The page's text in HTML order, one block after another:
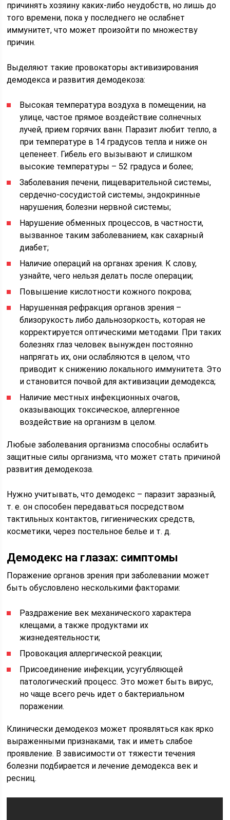
причинять хозяину каких-либо неудобств, но лишь до
того времени, пока у последнего не ослабнет
иммунитет, что может произойти по множеству
причин.
Выделяют такие провокаторы активизирования
демодекса и развития демодекоза:
Высокая температура воздуха в помещении, на
улице, частое прямое воздействие солнечных
лучей, прием горячих ванн. Паразит любит тепло, а
при температуре в 14 градусов тепла и ниже он
цепенеет. Гибель его вызывают и слишком
высокие температуры – 52 градуса и более;
Заболевания печени, пищеварительной системы,
сердечно-сосудистой системы, эндокринные
нарушения, болезни нервной системы;
Нарушение обменных процессов, в частности,
вызванное таким заболеванием, как сахарный
диабет;
Наличие операций на органах зрения. К слову,
узнайте, чего нельзя делать после операции;
Повышение кислотности кожного покрова;
Нарушенная рефракция органов зрения –
близорукость либо дальнозоркость, которая не
корректируется оптическими методами. При таких
болезнях глаз человек вынужден постоянно
напрягать их, они ослабляются в целом, что
приводит к снижению локального иммунитета. Это
и становится почвой для активизации демодекса;
Наличие местных инфекционных очагов,
оказывающих токсическое, аллергенное
воздействие на организм в целом.
Любые заболевания организма способны ослабить
защитные силы организма, что может стать причиной
развития демодекоза.
Нужно учитывать, что демодекс – паразит заразный,
т. е. он способен передаваться посредством
тактильных контактов, гигиенических средств,
косметики, через постельное белье и т. д.
Демодекс на глазах: симптомы
Поражение органов зрения при заболевании может
быть обусловлено несколькими факторами:
Раздражение век механического характера
клещами, а также продуктами их
жизнедеятельности;
Провокация аллергической реакции;
Присоединение инфекции, усугубляющей
патологический процесс. Это может быть вирус,
но чаще всего речь идет о бактериальном
поражении.
Клинически демодекоз может проявляться как ярко
выраженными признаками, так и иметь слабое
проявление. В зависимости от тяжести течения
болезни подбирается и лечение демодекса век и
ресниц.